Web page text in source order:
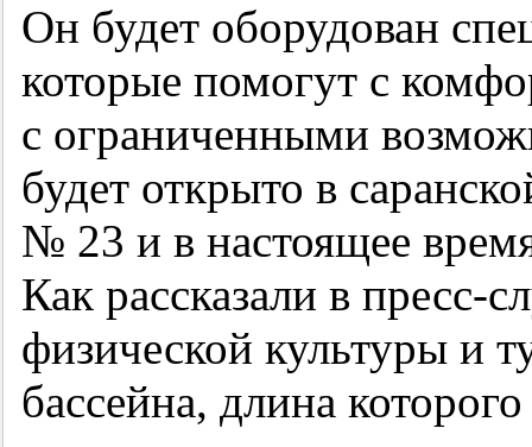
Он будет оборудован
которые помогут с
с ограниченными
будет открыто в
№ 23 и в настоящее
Как рассказали в пресс-
физической культуры и
бассейна, длина